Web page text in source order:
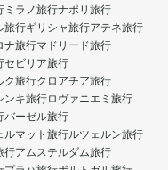
ミラノ旅行ナポリ旅行
旅行ギリシャ旅行アテネ旅行
ナ旅行マドリード旅行
セビリア旅行
ク旅行クロアチア旅行
ンキ旅行ロヴァニエミ旅行
バーゼル旅行
ルマット旅行ルツェルン旅行
行アムステルダム旅行